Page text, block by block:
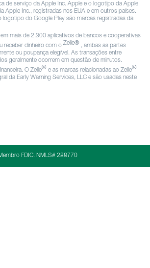
de serviço da Apple Inc. Apple e o logotipo da Apple
Apple Inc., registradas nos EUA e em outros países.
logotipo do Google Play são marcas registradas da
mais de 2.300 aplicativos de bancos e cooperativas
receber dinheiro com o Zelle® , ambas as partes
ou poupança elegível. As transações entre
geralmente ocorrem em questão de minutos.
O Zelle® e as marcas relacionadas ao Zelle®
da Early Warning Services, LLC e são usadas neste
FDIC. NMLS# 288770